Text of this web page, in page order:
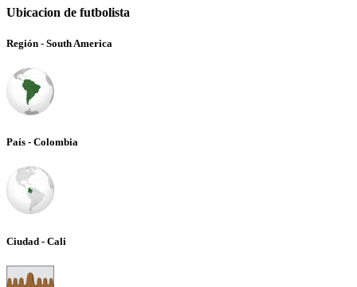
Ubicacion de futbolista
Región - South America
País - Colombia
Ciudad - Cali